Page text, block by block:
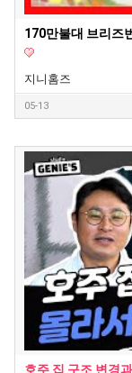
지니홈즈
05-13